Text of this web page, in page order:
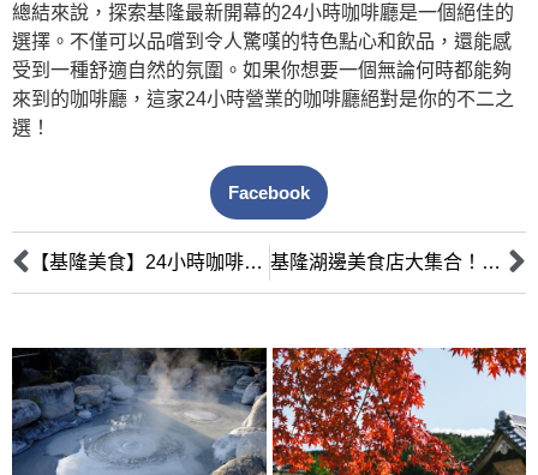
總結來說，探索基隆最新開幕的24小時咖啡廳是一個絕佳的
選擇。不僅可以品嚐到令人驚嘆的特色點心和飲品，還能感
受到一種舒適自然的氛圍。如果你想要一個無論何時都能夠
來到的咖啡廳，這家24小時營業的咖啡廳絕對是你的不二之
選！
Facebook
【基隆美食】24小時咖啡廳，經典咖啡搭配多款甜品，讓你一次滿足 基隆湖邊美食店大集合！推薦必吃口味與店家！